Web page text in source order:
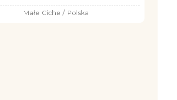
Małe Ciche / Polska